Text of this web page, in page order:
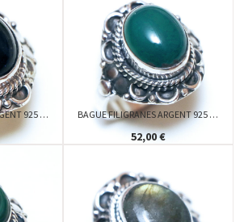
925 … BAGUE FILIGRANES ARGENT 925 …
52,00 €